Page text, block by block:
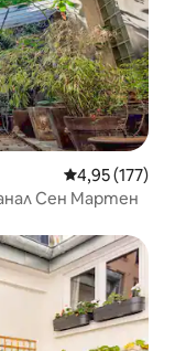
Средна
4,95 (177)
Сен Мартен